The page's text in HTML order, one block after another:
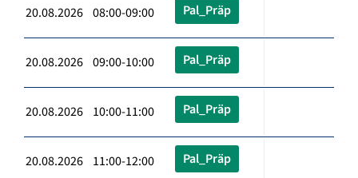
20.08.2026 08:00-09:00 Pal_Präp
20.08.2026 09:00-10:00 Pal_Präp
20.08.2026 10:00-11:00 Pal_Präp
20.08.2026 11:00-12:00 Pal_Präp